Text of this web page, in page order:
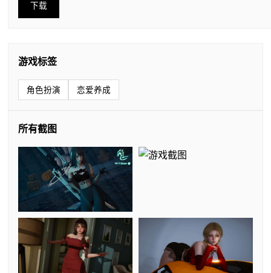
下载
游戏标签
角色扮演 恋爱养成
所有截图